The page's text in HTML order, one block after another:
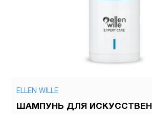
ELLEN WILLE
ШАМПУНЬ ДЛЯ